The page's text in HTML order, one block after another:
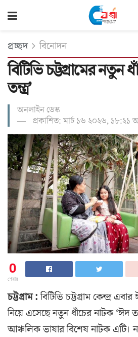
প্রচ্ছদ বিনোদন
বিটিভি চট্টগ্রামের নতুন
তন্ত্র’
অনলাইন ডেস্ক
প্রকাশিত: মার্চ ১৬ ২০২৬, ১৮:২১
0
শেয়ার
চট্টগ্রাম :বিটিভি চট্টগ্রাম কেন্দ্র
নিয়ে এসেছে নতুন ধাঁচের নাটক ‘ঈদ
আঞ্চলিক ভাষার বিশেষ নাটক এটি।